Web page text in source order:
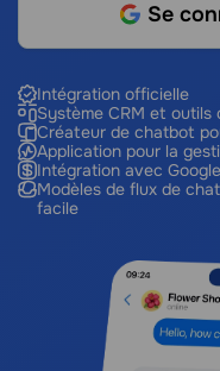
Se
Intégration officielle
Système CRM et outils
Créateur de chatbot
Application pour la
Intégration avec
Modèles de flux de
facile